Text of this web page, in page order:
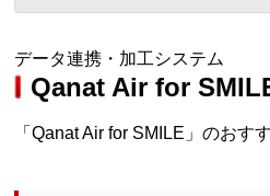
データ連携・加工システム
Qanat Air for
「Qanat Air for SMILE」のおす